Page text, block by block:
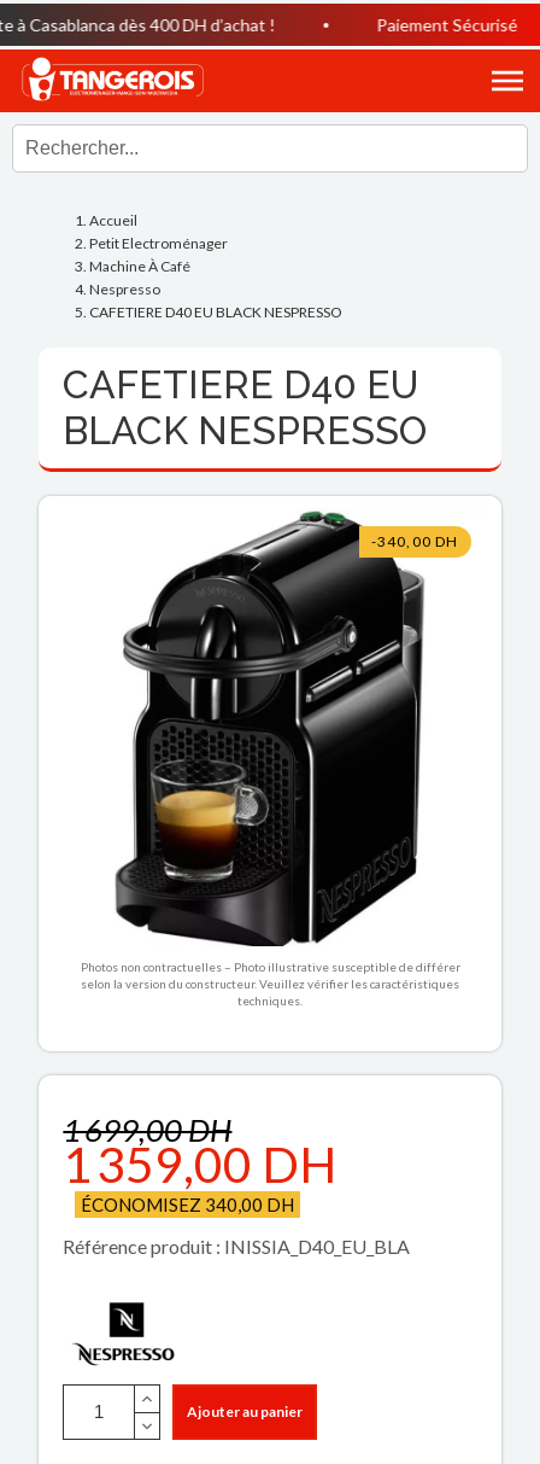
dès 400 DH d’achat ! Paiement Sécurisé
Accueil
Petit Electroménager
Machine À Café
Nespresso
CAFETIERE D40 EU BLACK NESPRESSO
CAFETIERE D40 EU
BLACK NESPRESSO
-340,00 DH
Photos non contractuelles – Photo illustrative susceptible de différer
selon la version du constructeur. Veuillez vérifier les caractéristiques
techniques.
1 699,00 DH
1 359,00 DH
ÉCONOMISEZ 340,00 DH
Référence produit : INISSIA_D40_EU_BLA
Ajouter au panier